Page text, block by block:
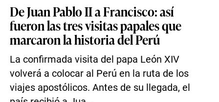
De Juan Pablo II a Francisco: así
fueron las tres visitas papales que
marcaron la historia del Perú
La confirmada visita del papa León XIV
volverá a colocar al Perú en la ruta de los
viajes apostólicos. Antes de su llegada, el